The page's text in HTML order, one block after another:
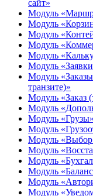
сайт»
Модуль
Модуль
Модуль
Модуль
Модуль
Модуль
Модуль
транзите)»
Модуль «Заказ
Модуль
Модуль «Грузы»
Модуль
Модуль «Выбор
Модуль
Модуль
Модуль
Модуль
Модуль